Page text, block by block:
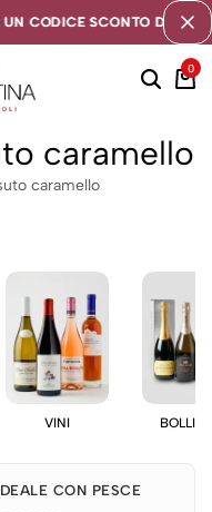
CODICE SCONTO DI 5€
CODICE SCONTO DI 5€
CODICE SCONTO DI 5€
0
caramello
caramello
VINI
CON PESCE